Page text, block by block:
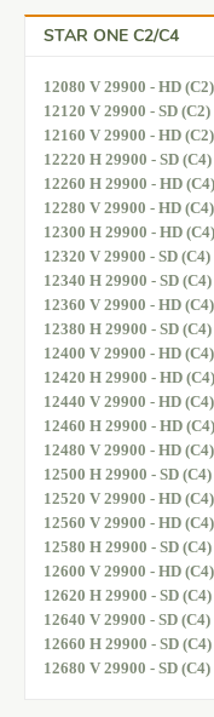
STAR ONE C2/C4
12080 V 29900 - HD (C2)
12120 V 29900 - SD (C2)
12160 V 29900 - HD (C2)
12220 H 29900 - SD (C4)
12260 H 29900 - HD (C4)
12280 V 29900 - HD (C4)
12300 H 29900 - HD (C4)
12320 V 29900 - SD (C4)
12340 H 29900 - SD (C4)
12360 V 29900 - HD (C4)
12380 H 29900 - SD (C4)
12400 V 29900 - HD (C4)
12420 H 29900 - HD (C4)
12440 V 29900 - HD (C4)
12460 H 29900 - HD (C4)
12480 V 29900 - HD
12500 H 29900 - SD (C4)
12520 V 29900 - HD (C4)
12560 V 29900 - HD (C4)
12580 H 29900 - SD (C4)
12600 V 29900 - HD (C4)
12620 H 29900 - SD (C4)
12640 V 29900 - SD (C4)
12660 H 29900 - SD (C4)
12680 V 29900 - SD (C4)